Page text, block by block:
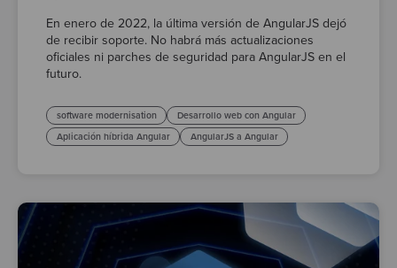
En enero de 2022, la última versión de AngularJS dejó
de recibir soporte. No habrá más actualizaciones
oficiales ni parches de seguridad para AngularJS en el
futuro.
software modernisation
Desarrollo web con Angular
Aplicación híbrida Angular
AngularJS a Angular